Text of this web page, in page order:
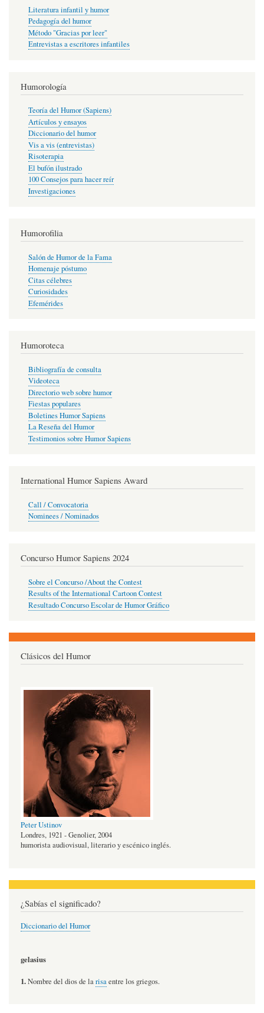
Literatura infantil y humor
Pedagogía del humor
Método "Gracias por leer"
Entrevistas a escritores infantiles
Humorología
Teoría del Humor (Sapiens)
Artículos y ensayos
Diccionario del humor
Vis a vis (entrevistas)
Risoterapia
El bufón ilustrado
100 Consejos para hacer reír
Investigaciones
Humorofilia
Salón de Humor de la Fama
Homenaje póstumo
Citas célebres
Curiosidades
Efemérides
Humoroteca
Bibliografía de consulta
Videoteca
Directorio web sobre humor
Fiestas populares
Boletines Humor Sapiens
La Reseña del Humor
Testimonios sobre Humor Sapiens
International Humor Sapiens Award
Call / Convocatoria
Nominees / Nominados
Concurso Humor Sapiens 2024
Sobre el Concurso /About the Contest
Results of the International Cartoon Contest
Resultado Concurso Escolar de Humor Gráfico
Clásicos del Humor
Peter Ustinov
Londres, 1921 - Genolier, 2004
humorista audiovisual, literario y escénico inglés.
¿Sabías el significado?
Diccionario del Humor
gelasius
1.Nombre del dios de larisaentre los griegos.